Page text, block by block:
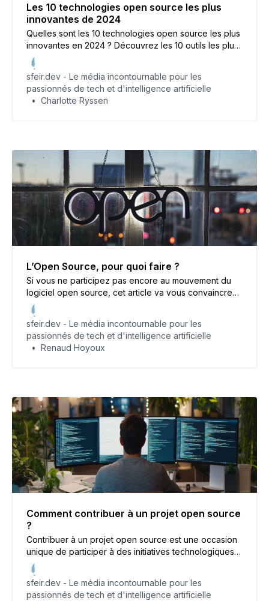
Les 10 technologies open source les plus
innovantes de 2024
Quelles sont les 10 technologies open source les plus
innovantes en 2024 ? Découvrez les 10 outils les plus
prometteurs !
sfeir.dev - Le média incontournable pour les
passionnés de tech et d'intelligence artificielle
Charlotte Ryssen
L’Open Source, pour quoi faire ?
Si vous ne participez pas encore au mouvement du
logiciel open source, cet article va vous convaincre
d’en devenir un particip’acteur et de bénéficier de
ses avantages.
sfeir.dev - Le média incontournable pour les
passionnés de tech et d'intelligence artificielle
Renaud Hoyoux
Comment contribuer à un projet open source
?
Contribuer à un projet open source est une occasion
unique de participer à des initiatives technologiques
mondiales, d’améliorer ses compétences et de
collaborer avec des développeurs. Cet article vous
guide à travers les étapes pour devenir un
sfeir.dev - Le média incontournable pour les
passionnés de tech et d'intelligence artificielle